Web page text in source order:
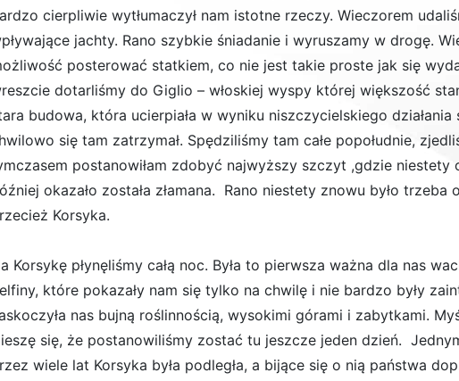
cierpliwie wytłumaczył nam istotne rzeczy. Wieczorem
jachty. Rano szybkie śniadanie i wyruszamy w drogę.
posterować statkiem, co nie jest takie proste jak się
dotarliśmy do Giglio – włoskiej wyspy której większość
budowa, która ucierpiała w wyniku niszczycielskiego
się tam zatrzymał. Spędziliśmy tam całe popołudnie,
postanowiłam zdobyć najwyższy szczyt ,gdzie niestety
okazało została złamana. Rano niestety znowu było
Korsyka.
Korsykę płynęliśmy całą noc. Była to pierwsza ważna dla nas
które pokazały nam się tylko na chwilę i nie bardzo były
nas bujną roślinnością, wysokimi górami i zabytkami.
się, że postanowiliśmy zostać tu jeszcze jeden dzień.
wiele lat Korsyka była podległa, a bijące się o nią państwa